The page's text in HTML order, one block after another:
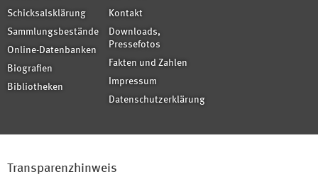
Schicksalsklärung
Sammlungsbestände
Online-Datenbanken
Biografien
Bibliotheken
Kontakt
Downloads,
Pressefotos
Fakten und Zahlen
Impressum
Datenschutzerklärung
Transparenzhinweis